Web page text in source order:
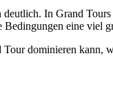
In Grand Tours
Bedingungen eine viel
dominieren